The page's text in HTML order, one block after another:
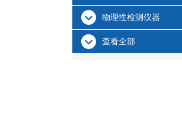
物理性检测仪器
查看全部